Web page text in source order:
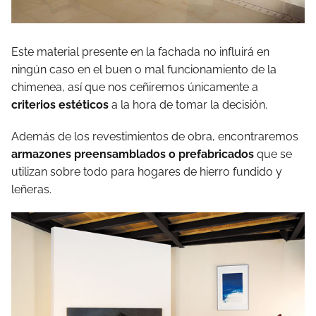
Este material presente en la fachada no influirá en
ningún caso en el buen o mal funcionamiento de la
chimenea, así que nos ceñiremos únicamente a
criterios estéticos a la hora de tomar la decisión.
Además de los revestimientos de obra, encontraremos
armazones preensamblados o prefabricados que se
utilizan sobre todo para hogares de hierro fundido y
leñeras.